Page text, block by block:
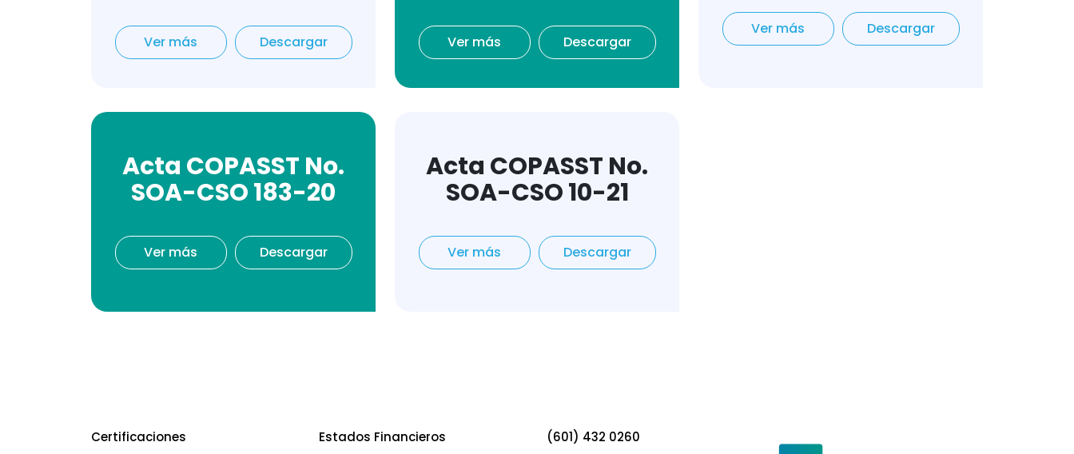
Ver más Descargar Ver más Descargar
Ver más Descargar
Acta COPASST No.
SOA-CSO 183-20
Ver más Descargar
Acta COPASST No.
SOA-CSO 10-21
Ver más Descargar
Certificaciones Estados Financieros (601) 432 0260